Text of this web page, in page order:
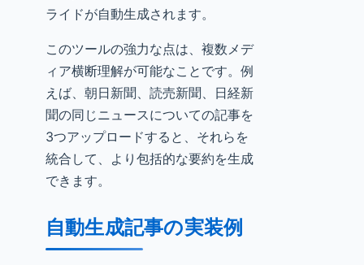
ライドが自動生成されます。
このツールの強力な点は、複数メデ
ィア横断理解が可能なことです。例
えば、朝日新聞、読売新聞、日経新
聞の同じニュースについての記事を
3つアップロードすると、それらを
統合して、より包括的な要約を生成
できます。
自動生成記事の実装例